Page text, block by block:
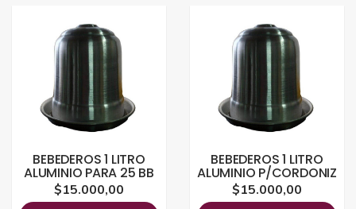
BEBEDEROS 1 LITRO
ALUMINIO PARA 25 BB
$15.000,00
BEBEDEROS 1 LITRO
ALUMINIO P/CORDONIZ
$15.000,00